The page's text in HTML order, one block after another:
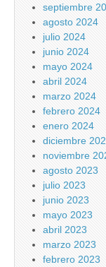
septiembre
agosto 2024
julio 2024
junio 2024
mayo 2024
abril 2024
marzo 2024
febrero 2024
enero 2024
diciembre
noviembre
agosto 2023
julio 2023
junio 2023
mayo 2023
abril 2023
marzo 2023
febrero 2023